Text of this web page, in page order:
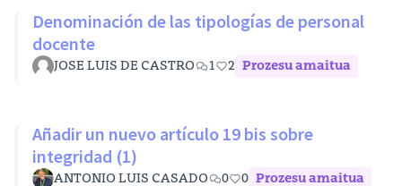
Denominación de las tipologías de personal
docente
JOSE LUIS DE CASTRO 1 2 Prozesu amaitua
Añadir un nuevo artículo 19 bis sobre
integridad (1)
ANTONIO LUIS CASADO 0 0 Prozesu amaitua